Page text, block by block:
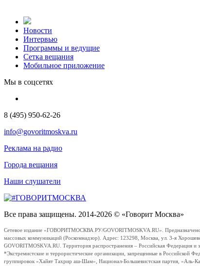
Новости
Интервью
Программы и ведущие
Сетка вещания
Мобильное приложение
Мы в соцсетях
8 (495) 950-62-26
info@govoritmoskva.ru
Реклама на радио
Города вещания
Наши слушатели
Все права защищены. 2014-2026 © «Говорит Москва»
Сетевое издание «ГОВОРИТМОСКВА.РУ/GOVORITMOSKVA.RU». Предназначено
массовых коммуникаций (Роскомнадзор). Адрес: 123298, Москва, ул. 3-я
GOVORITMOSKVA.RU. Территория распространения – Российская Федерация
*Экстремистские и террористические организации, запрещенные в
группировок «Хайят Тахрир аш-Шам», Национал-Большевистская партия, «Аль-